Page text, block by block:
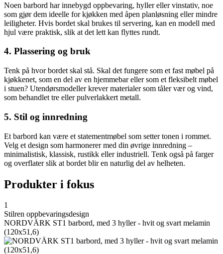
Noen barbord har innebygd oppbevaring, hyller eller vinstativ, noe
som gjør dem ideelle for kjøkken med åpen planløsning eller mindre
leiligheter. Hvis bordet skal brukes til servering, kan en modell med
hjul være praktisk, slik at det lett kan flyttes rundt.
4. Plassering og bruk
Tenk på hvor bordet skal stå. Skal det fungere som et fast møbel på
kjøkkenet, som en del av en hjemmebar eller som et fleksibelt møbel
i stuen? Utendørsmodeller krever materialer som tåler vær og vind,
som behandlet tre eller pulverlakkert metall.
5. Stil og innredning
Et barbord kan være et statementmøbel som setter tonen i rommet.
Velg et design som harmonerer med din øvrige innredning –
minimalistisk, klassisk, rustikk eller industriell. Tenk også på farger
og overflater slik at bordet blir en naturlig del av helheten.
Produkter i fokus
1
Stilren oppbevaringsdesign
NORDVÄRK ST1 barbord, med 3 hyller - hvit og svart melamin
(120x51,6)